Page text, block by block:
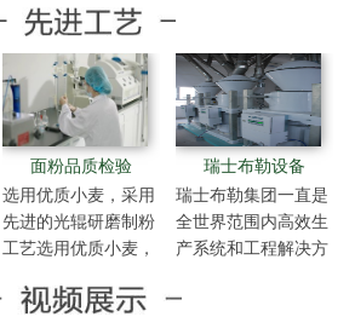
面粉品质检验
选用优质小麦，采用
先进的光辊研磨制粉
工艺选用优质小麦，
制粉工艺选用优质小
瑞士布勒设备
瑞士布勒集团一直是
全世界范围内高效生
产系统和工程解决方
为粮食与食品等工业